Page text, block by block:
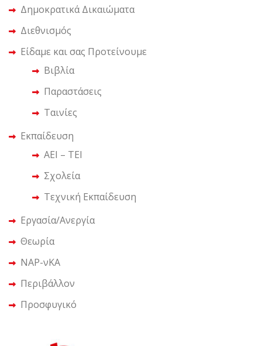
Δημοκρατικά Δικαιώματα
Διεθνισμός
Είδαμε και σας Προτείνουμε
Βιβλία
Παραστάσεις
Ταινίες
Εκπαίδευση
ΑΕΙ – ΤΕΙ
Σχολεία
Τεχνική Εκπαίδευση
Εργασία/Ανεργία
Θεωρία
ΝΑΡ-νΚΑ
Περιβάλλον
Προσφυγικό